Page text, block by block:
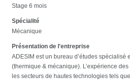
Stage 6 mois
Spécialité
Mécanique
Présentation de l'entreprise
ADESIM est un bureau d’études spécialisé
(thermique & mécanique). L’expérience
les secteurs de hautes technologies tels